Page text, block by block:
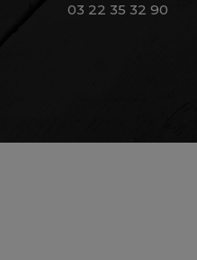
03 22 35 32 90